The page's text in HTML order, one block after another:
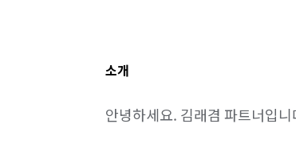
소개
안녕하세요. 김래겸 파트너입니